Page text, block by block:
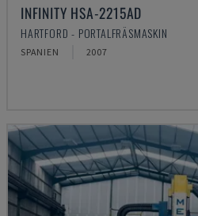
INFINITY HSA-2215AD
HARTFORD - PORTALFRÄSMASKIN
SPANIEN 2007